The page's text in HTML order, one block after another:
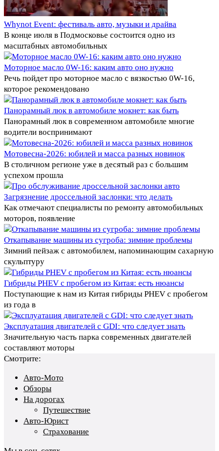
Whynot Event: фестиваль авто, музыки и драйва
В конце июля в Подмосковье состоится одно из
масштабных автомобильных
Моторное масло 0W-16: каким авто оно нужно
Речь пойдет про моторное масло с вязкостью 0W-16,
которое рекомендовано
Панорамный люк в автомобиле мокнет: как быть
Панорамный люк в современном автомобиле многие
водители воспринимают
Мотовесна-2026: юбилей и масса разных новинок
В столичном регионе уже в десятый раз с большим
успехом прошла
Загрязнение дроссельной заслонки: что делать
Как отмечают специалисты по ремонту автомобильных
моторов, появление
Откапывание машины из сугроба: зимние проблемы
Зимний пейзаж с автомобилем, напоминающим сахарную
скульптуру
Гибриды PHEV с пробегом из Китая: есть нюансы
Поступающие к нам из Китая гибриды PHEV с пробегом
из года в
Эксплуатация двигателей с GDI: что следует знать
Значительную часть парка современных двигателей
составляют моторы
Смотрите:
Авто-Мото
Обзоры
На дорогах
Путешествие
Авто-Юрист
Страхование